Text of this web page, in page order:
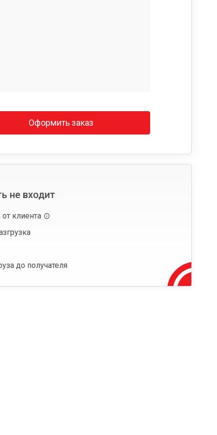
Оформить заказ
не входит
от клиента
до получателя